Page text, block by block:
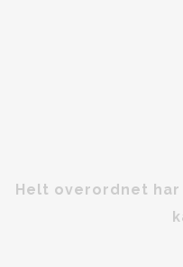
Helt overordnet